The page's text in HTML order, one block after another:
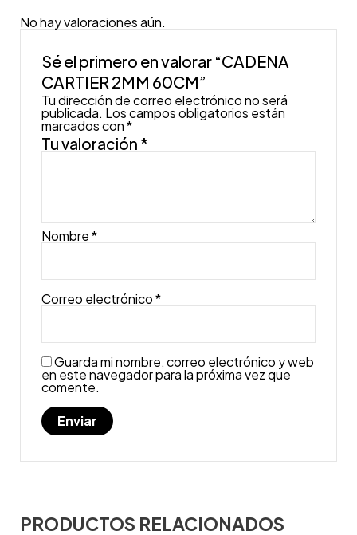
No hay valoraciones aún.
Sé el primero en valorar “CADENA
CARTIER 2MM 60CM”
Tu dirección de correo electrónico no será
publicada. Los campos obligatorios están
marcados con*
Tu valoración *
Nombre*
Correo electrónico*
Guarda mi nombre, correo electrónico y web
en este navegador para la próxima vez que
comente.
PRODUCTOS RELACIONADOS